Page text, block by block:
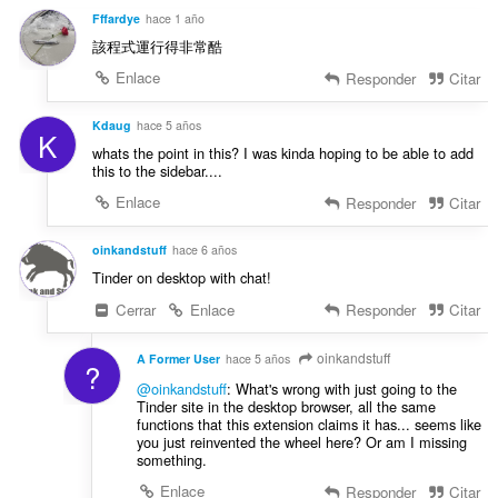
s
:i
o
s
:
l
o
c
i
o
n
s
:
Fffardye hace 1 año
該程式運行得非常酷
Enlace
Responder Citar
K Kdaug hace 5 años
whats the point in this? I was kinda hoping to be able to add
this to the sidebar....
Enlace
Responder Citar
oinkandstuff hace 6 años
Tinder on desktop with chat!
Cerrar
Enlace Responder Citar
? A Former User hace 5 años oinkandstuff
@oinkandstuff: What's wrong with just going to the
Tinder site in the desktop browser, all the same
functions that this extension claims it has... seems like
you just reinvented the wheel here? Or am I missing
something.
Enlace
Responder Citar